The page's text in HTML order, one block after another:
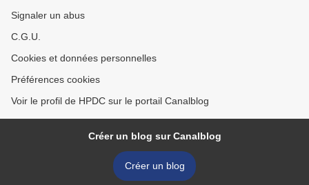
Signaler un abus
C.G.U.
Cookies et données personnelles
Préférences cookies
Voir le profil de HPDC sur le portail Canalblog
Créer un blog sur Canalblog
Créer un blog